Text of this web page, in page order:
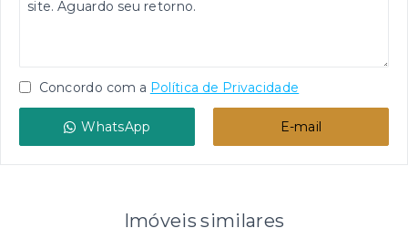
Concordo com a Política de Privacidade
WhatsApp E-mail
Imóveis similares